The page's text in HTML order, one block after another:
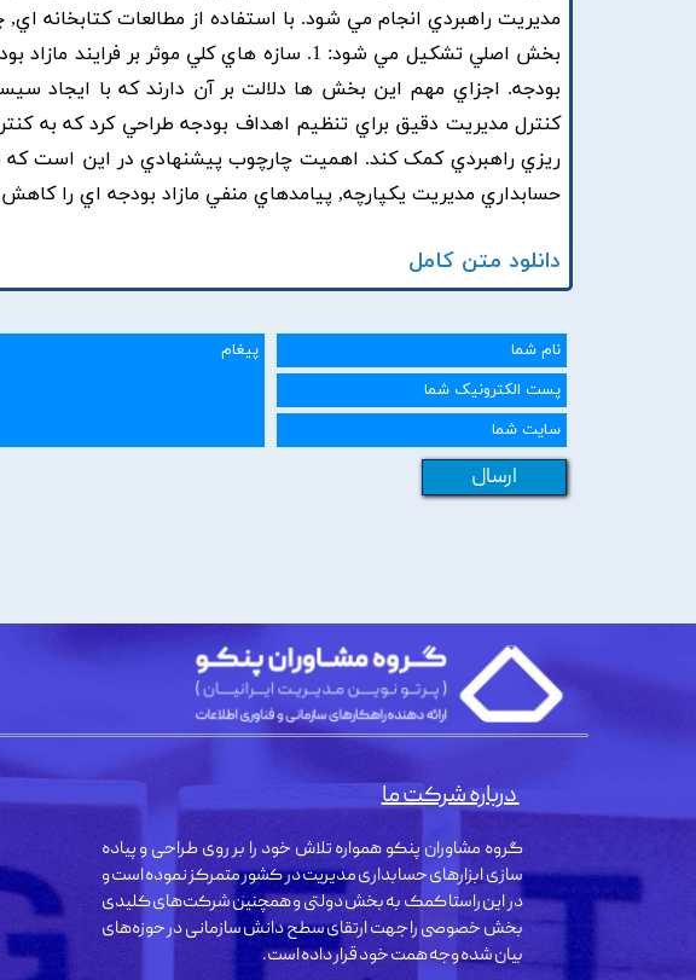
مديريت راهبردي انجام مي شود. با استفاده از مطالعات کتابخانه
بودجه. اجزاي مهم اين بخش ها دلالت بر آن دارند که با ايجاد
کنترل مديريت دقيق براي تنظيم اهداف بودجه طراحي کرد که به
ريزي راهبردي کمک کند. اهميت چارچوب پيشنهادي در اين است که
حسابداري مديريت يکپارچه, پيامدهاي منفي مازاد بودجه اي را
دانلود متن کامل
ارسال
گروه مشاوران پنکو همواره تلاش خود را بر روی طراحی و پیاده
سازی ابزارهای حسابداری مدیریت در کشور متمرکز نموده است و
در این راستا کمک به بخش دولتی و همچنین شرکت‌های کلیدی
بخش خصوصی را جهت ارتقای سطح دانش سازمانی در حوزه‌های
بیان شده وجه همت خود قرار داده است.
درباره شرکت ما